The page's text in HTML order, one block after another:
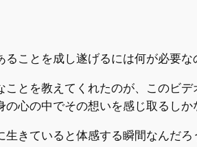
ることを成し遂げるには何が必要な
ことを教えてくれたのが、このビ
の心の中でその想いを感じ取るしか
生きていると体感する瞬間なんだろ